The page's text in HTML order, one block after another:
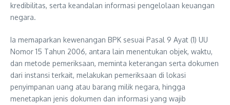
kredibilitas, serta keandalan informasi pengelolaan keuangan
negara.
Ia memaparkan kewenangan BPK sesuai Pasal 9 Ayat (1) UU
Nomor 15 Tahun 2006, antara lain menentukan objek, waktu,
dan metode pemeriksaan, meminta keterangan serta dokumen
dari instansi terkait, melakukan pemeriksaan di lokasi
penyimpanan uang atau barang milik negara, hingga
menetapkan jenis dokumen dan informasi yang wajib